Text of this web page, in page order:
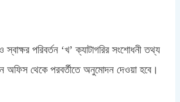
পরিবর্তন ‘খ’ ক্যাটাগরির সংশোধনী তথ্য
অফিস থেকে পরবর্তীতে অনুমোদন দেওয়া হবে।